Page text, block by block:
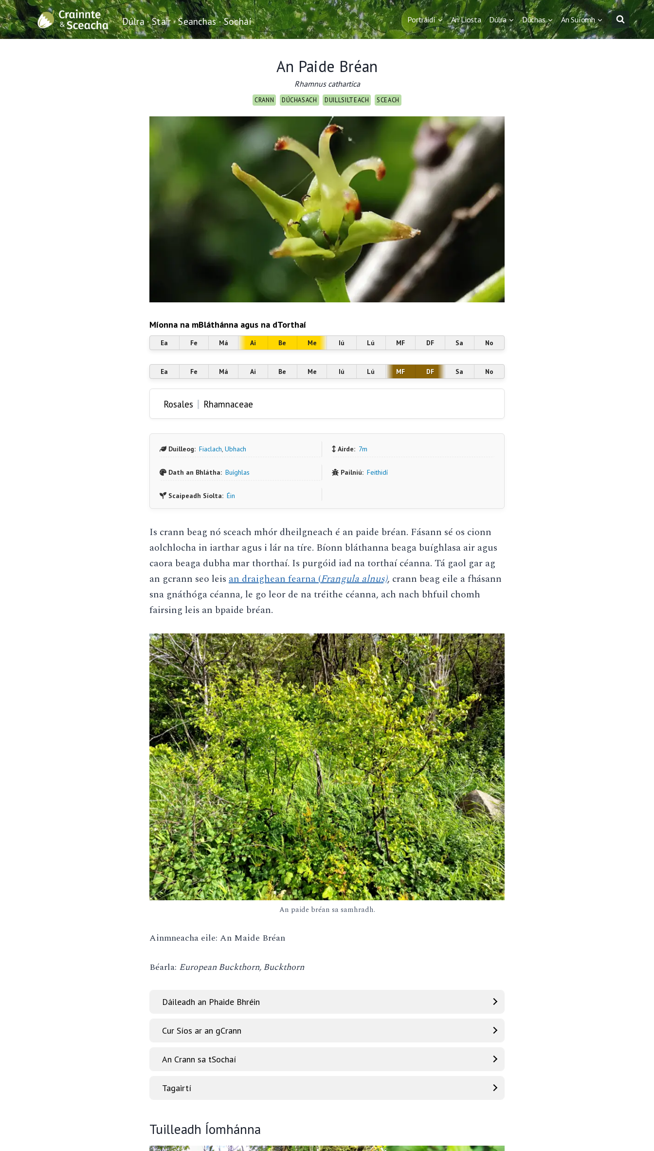
Skip
to
content
Dúlra · Stair · Seanchas · Sochaí Portráidí An Liosta Dúlra Dúchas An Suíomh
An Paide Bréan
Rhamnus cathartica
CRANN DÚCHASACH DUILLSILTEACH SCEACH
Míonna na mBláthánna agus na dTorthaí
Ea Fe Má Ai Be Me Iú Lú MF DF Sa No
Ea Fe Má Ai Be Me Iú Lú MF DF Sa No
Rosales | Rhamnaceae
Duilleog: Fiaclach, Ubhach Airde: 7m
Dath an Bhlátha: Buíghlas Pailniú: Feithidí
Scaipeadh Síolta: Éin
Is crann beag nó sceach mhór dheilgneach é an paide bréan. Fásann sé os cionn
aolchlocha in iarthar agus i lár na tíre. Bíonn bláthanna beaga buíghlasa air agus
caora beaga dubha mar thorthaí. Is purgóid iad na torthaí céanna. Tá gaol gar ag
an gcrann seo leis an draighean fearna (Frangula alnus), crann beag eile a fhásann
sna gnáthóga céanna, le go leor de na tréithe céanna, ach nach bhfuil chomh
fairsing leis an bpaide bréan.
An paide bréan sa samhradh.
Ainmneacha eile: An Maide Bréan
Béarla: European Buckthorn, Buckthorn
Dáileadh an Phaide Bhréin
Cur Síos ar an gCrann
An Crann sa tSochaí
Tagairtí
Tuilleadh Íomhánna